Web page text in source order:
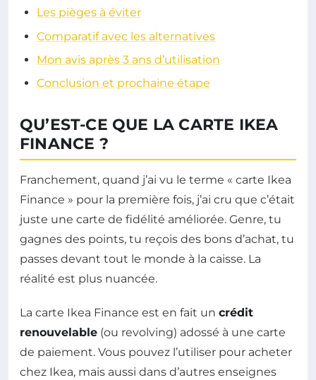
Les pièges à éviter
Comparatif avec les alternatives
Mon avis après 3 ans d’utilisation
Conclusion et prochaine étape
QU’EST-CE QUE LA CARTE IKEA
FINANCE ?
Franchement, quand j’ai vu le terme « carte Ikea
Finance » pour la première fois, j’ai cru que c’était
juste une carte de fidélité améliorée. Genre, tu
gagnes des points, tu reçois des bons d’achat, tu
passes devant tout le monde à la caisse. La
réalité est plus nuancée.
La carte Ikea Finance est en fait un crédit
renouvelable (ou revolving) adossé à une carte
de paiement. Vous pouvez l’utiliser pour acheter
chez Ikea, mais aussi dans d’autres enseignes